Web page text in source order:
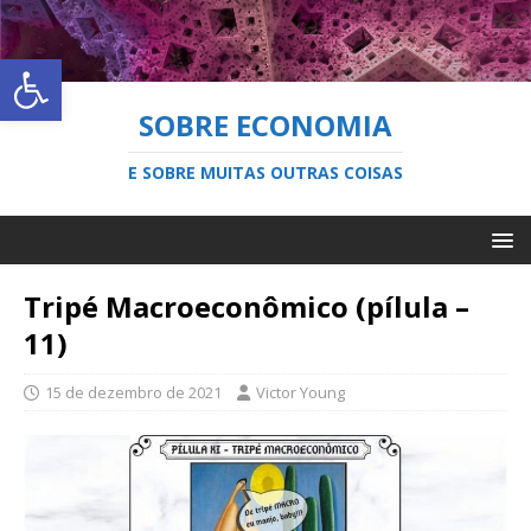
Abrir a barra de ferramentas
SOBRE ECONOMIA
E SOBRE MUITAS OUTRAS COISAS
Tripé Macroeconômico (pílula –
11)
15 de dezembro de 2021 Victor Young